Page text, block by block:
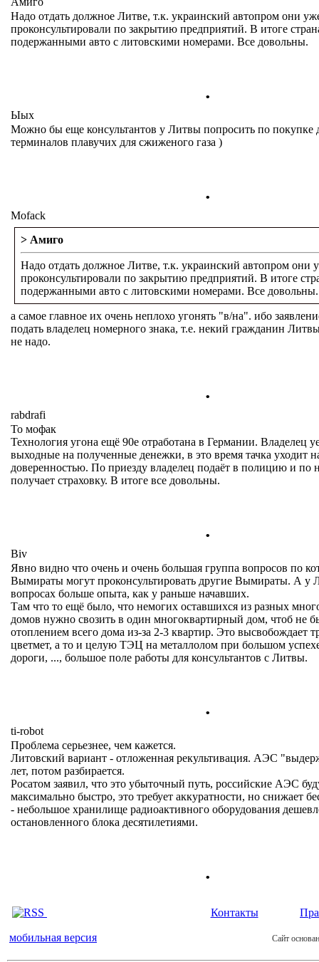
Надо отдать должное Литве, т.к. украинский автопром они
проконсультировали по закрытию предприятий. В итоге
подержанными авто с литовскими номерами. Все довольны.
.
Ыых
Можно бы еще консультантов у Литвы попросить по покупке
терминалов плавучих для сжиженого газа )
.
Mofack
> Амиго
Надо отдать должное Литве, т.к. украинский автопром они
проконсультировали по закрытию предприятий. В итоге
подержанными авто с литовскими номерами. Все довольны.
а самое главное их очень неплохо угонять "в/на". ибо
подать владелец номерного знака, т.е. некий гражданин
не надо.
.
rabdrafi
То мофак
Технология угона ещё 90е отработана в Германии. Владелец
выходные на полученные денежки, в это время тачка уходит
доверенностью. По приезду владелец подаёт в полицию и по
получает страховку. В итоге все довольны.
.
Biv
Явно видно что очень и очень большая группа вопросов по
Вымираты могут проконсультировать другие Вымираты. А у
вопросах больше опыта, как у раньше начавших.
Там что то ещё было, что немогих оставшихся из разных
домов нужно свозить в один многоквартирный дом, чтоб не
отоплением всего дома из-за 2-3 квартир. Это высвобождает
цветмет, а то и целую ТЭЦ на металлолом при большом
дороги, ..., большое поле работы для консультантов с Литвы.
.
ti-robot
Проблема серьезнее, чем кажется.
Литовский вариант - отложенная рекультивация. АЭС
лет, потом разбирается.
Росатом заявил, что это убыточный путь, российские АЭС
максимально быстро, это требует аккуратности, но снижает
- небольшое хранилище радиоактивного оборудования
остановленного блока десятилетиями.
.
Контакты
мобильная версия Сайт